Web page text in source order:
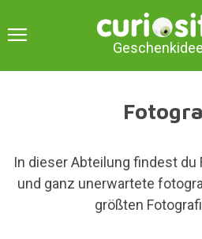
In dieser Abteilung findest du
und ganz unerwartete
größten